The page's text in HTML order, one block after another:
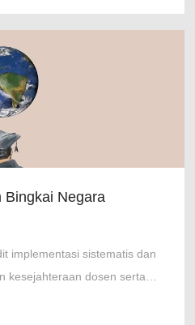
Bingkai Negara
implementasi sistematis dan
kesejahteraan dosen serta